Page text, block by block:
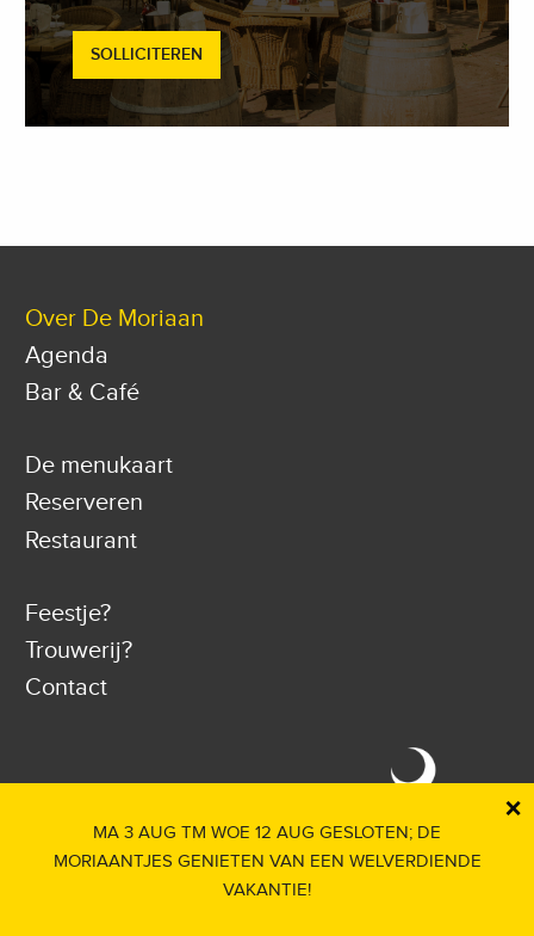
MA 3 AUG TM WOE 12 AUG GESLOTEN; DE
MORIAANTJES GENIETEN VAN EEN WELVERDIENDE
VAKANTIE!
×
SOLLICITEREN
Over De Moriaan
Agenda
Bar & Café
De menukaart
Reserveren
Restaurant
Feestje?
Trouwerij?
Contact